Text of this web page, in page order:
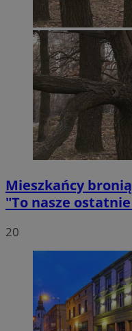
Mieszkańcy
"To nasze
20